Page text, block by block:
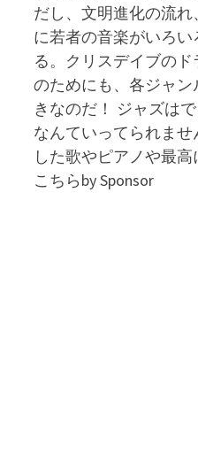
だし、文明進化の流
に若者の音楽がいろ
る。クリスデイブの
のためにも、各ジャ
きなのだ！ ジャズは
なんていってられま
した歌やピアノや最
こちらby Sponsor